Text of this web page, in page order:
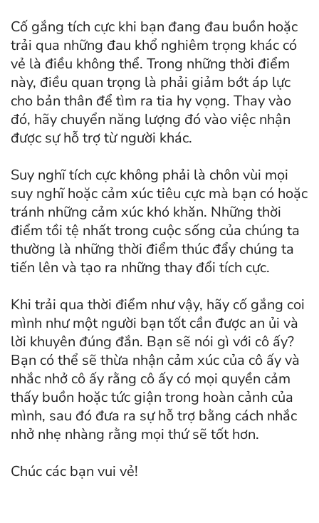
Cố gắng tích cực khi bạn đang đau buồn hoặc
trải qua những đau khổ nghiêm trọng khác có
vẻ là điều không thể. Trong những thời điểm
này, điều quan trọng là phải giảm bớt áp lực
cho bản thân để tìm ra tia hy vọng. Thay vào
đó, hãy chuyển năng lượng đó vào việc nhận
được sự hỗ trợ từ người khác.
Suy nghĩ tích cực không phải là chôn vùi mọi
suy nghĩ hoặc cảm xúc tiêu cực mà bạn có hoặc
tránh những cảm xúc khó khăn. Những thời
điểm tồi tệ nhất trong cuộc sống của chúng ta
thường là những thời điểm thúc đẩy chúng ta
tiến lên và tạo ra những thay đổi tích cực.
Khi trải qua thời điểm như vậy, hãy cố gắng coi
mình như một người bạn tốt cần được an ủi và
lời khuyên đúng đắn. Bạn sẽ nói gì với cô ấy?
Bạn có thể sẽ thừa nhận cảm xúc của cô ấy và
nhắc nhở cô ấy rằng cô ấy có mọi quyền cảm
thấy buồn hoặc tức giận trong hoàn cảnh của
mình, sau đó đưa ra sự hỗ trợ bằng cách nhắc
nhở nhẹ nhàng rằng mọi thứ sẽ tốt hơn.
Chúc các bạn vui vẻ!